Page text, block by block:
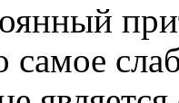
самое